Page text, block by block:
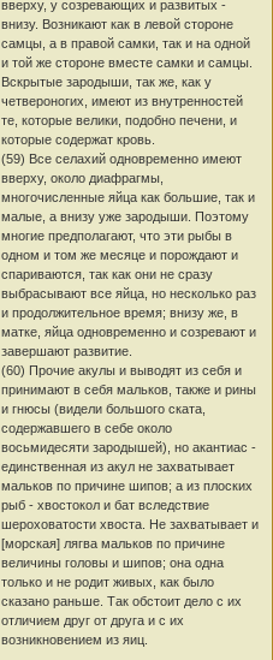
вверху, у созревающих и развитых -
внизу. Возникают как в левой стороне
самцы, а в правой самки, так и на одной
и той же стороне вместе самки и самцы.
Вскрытые зародыши, так же, как у
четвероногих, имеют из внутренностей
те, которые велики, подобно печени, и
которые содержат кровь.
(59) Все селахий одновременно имеют
вверху, около диафрагмы,
многочисленные яйца как большие, так и
малые, а внизу уже зародыши. Поэтому
многие предполагают, что эти рыбы в
одном и том же месяце и порождают и
спариваются, так как они не сразу
выбрасывают все яйца, но несколько раз
и продолжительное время; внизу же, в
матке, яйца одновременно и созревают и
завершают развитие.
(60) Прочие акулы и выводят из себя и
принимают в себя мальков, также и рины
и гнюсы (видели большого ската,
содержавшего в себе около
восьмидесяти зародышей), но акантиас -
единственная из акул не захватывает
мальков по причине шипов; а из плоских
рыб - хвостокол и бат вследствие
шероховатости хвоста. Не захватывает и
[морская] лягва мальков по причине
величины головы и шипов; она одна
только и не родит живых, как было
сказано раньше. Так обстоит дело с их
отличием друг от друга и с их
возникновением из яиц.